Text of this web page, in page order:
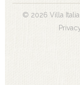
© 2026 Villa